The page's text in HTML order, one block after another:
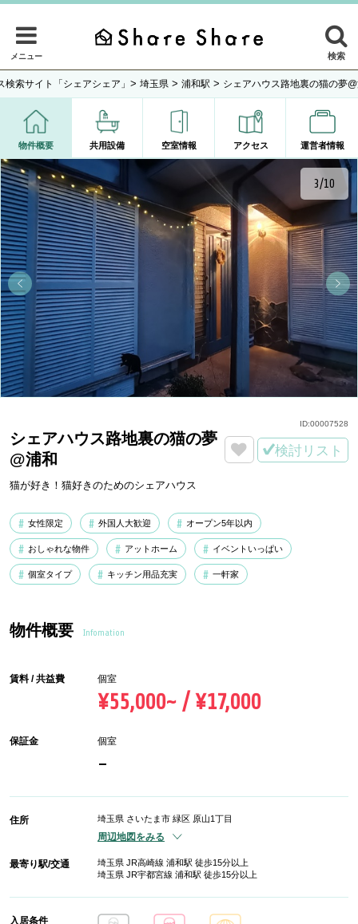
メニュー 検索
検索サイト「シェアシェア」 > 埼玉県 > 浦和駅 > シェアハウス路地裏の猫の夢
物件概要 共用設備 空室情報 アクセス 運営者情報
3/10
シェアハウス路地裏の猫の夢
@浦和
猫が好き！猫好きのためのシェアハウス
検討リスト
女性限定 外国人大歓迎 オープン5年以内
おしゃれな物件 アットホーム イベントいっぱい
個室タイプ キッチン用品充実 一軒家
ID:00007528
物件概要 Infomation
賃料 / 共益費 個室
¥55,000~ / ¥17,000
保証金 個室
-
住所 埼玉県 さいたま市 緑区 原山1丁目
周辺地図をみる
最寄り駅/交通
埼玉県 JR高崎線 浦和駅 徒歩15分以上
埼玉県 JR宇都宮線 浦和駅 徒歩15分以上
入居条件